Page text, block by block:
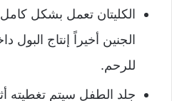
الكليتان تعمل بشكل
الجنين أخيراً إنتاج البول
للرحم.